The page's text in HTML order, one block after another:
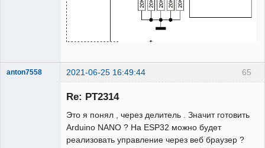
65
anton7558 2021-06-25 16:49:44
Re: PT2314
Это я понял , через делитель . Значит готовить
Arduino NANO ? На ESP32 можно будет
реализовать управление через веб браузер ?